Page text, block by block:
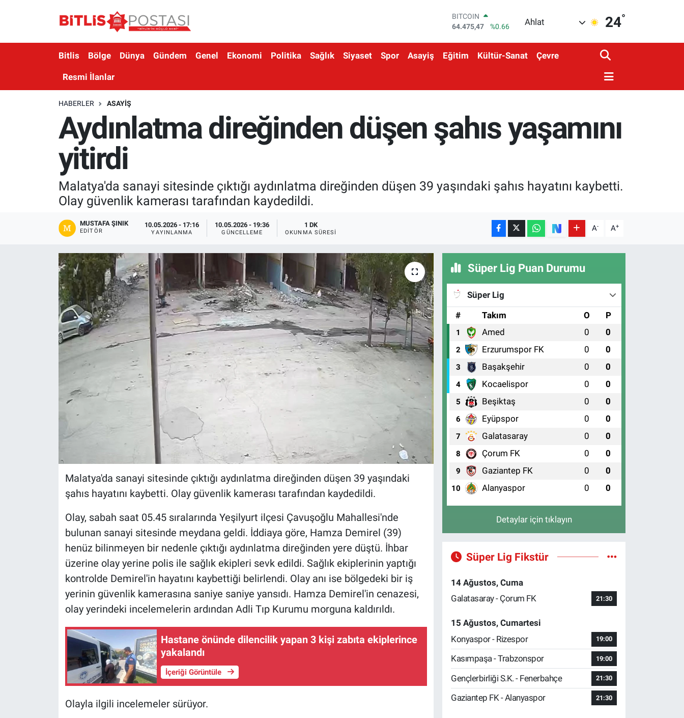
BITCOIN
64.475,47
%0.66
DOLAR
47,5971
%0.05
EURO
BİST100
13.703
%0
Ahlat 24°
Bitlis Bölge Dünya Gündem Genel Ekonomi Politika Sağlık Siyaset Spor Asayiş Eğitim Kültür-Sanat Çevre
Resmi İlanlar
HABERLER ASAYIŞ
Aydınlatma direğinden düşen şahıs yaşamını
yitirdi
Malatya'da sanayi sitesinde çıktığı aydınlatma direğinden düşen 39 yaşındaki şahıs hayatını kaybetti.
Olay güvenlik kamerası tarafından kaydedildi.
MUSTAFA ŞINIK
EDITÖR
10.05.2026 - 17:16
YAYINLANMA
10.05.2026 - 19:36
GÜNCELLEME
1 DK
OKUNMA SÜRESI A- A+
Malatya'da sanayi sitesinde çıktığı aydınlatma direğinden düşen 39 yaşındaki
şahıs hayatını kaybetti. Olay güvenlik kamerası tarafından kaydedildi.
Olay, sabah saat 05.45 sıralarında Yeşilyurt ilçesi Çavuşoğlu Mahallesi'nde
bulunan sanayi sitesinde meydana geldi. İddiaya göre, Hamza Demirel (39)
henüz bilinmeyen bir nedenle çıktığı aydınlatma direğinden yere düştü. İhbar
üzerine olay yerine polis ile sağlık ekipleri sevk edildi. Sağlık ekiplerinin yaptığı
kontrolde Demirel'in hayatını kaybettiği belirlendi. Olay anı ise bölgedeki bir iş
yerinin güvenlik kamerasına saniye saniye yansıdı. Hamza Demirel'in cenazesi,
olay yerindeki incelemelerin ardından Adli Tıp Kurumu morguna kaldırıldı.
Hastane önünde dilencilik yapan 3 kişi zabıta ekiplerince
yakalandı
İçeriği Görüntüle
Olayla ilgili incelemeler sürüyor.
Süper Lig Puan Durumu
Süper Lig
#
Takım O P
1 Amed 0 0
2 Erzurumspor FK 0 0
3 Başakşehir 0 0
4 Kocaelispor 0 0
5 Beşiktaş 0 0
6 Eyüpspor 0 0
7 Galatasaray 0 0
8 Çorum FK 0 0
9 Gaziantep FK 0 0
10 Alanyaspor 0 0
Detaylar için tıklayın
Süper Lig Fikstür
14 Ağustos, Cuma
Galatasaray - Çorum FK
21:30
15 Ağustos, Cumartesi
Konyaspor - Rizespor
19:00
Kasımpaşa - Trabzonspor 19:00
Gençlerbirliği S.K. - Fenerbahçe 21:30
Gaziantep FK - Alanyaspor 21:30
Bölge
Ekonomi
Kültür-Sanat
Magazin
Politika
Bitlis Trafik Yoğunluk Haritası
Süper Lig Puan Durumu ve Fikstür
Tüm Manşetler
Son Dakika Haberleri
Haber Arşivi